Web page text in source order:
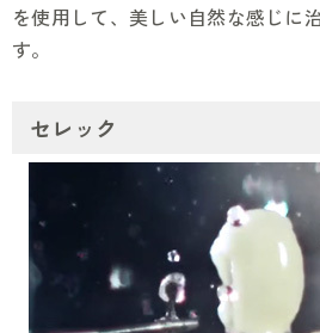
を使用して、美しい自然な感じに
す。
セレック